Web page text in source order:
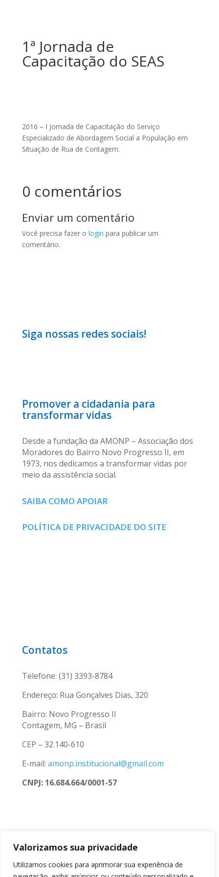
Valorizamos sua privacidade
Utilizamos cookies para aprimorar sua experiência de
1ª Jornada de
Capacitação do SEAS
2016 – I Jornada de Capacitação do Serviço
Especializado de Abordagem Social a População em
Situação de Rua de Contagem.
0 comentários
Enviar um comentário
Você precisa fazer o login para publicar um
comentário.
Siga nossas redes sociais!
Promover a cidadania para
transformar vidas
Desde a fundação da AMONP – Associação dos
Moradores do Bairro Novo Progresso II, em
1973, nos dedicamos a transformar vidas por
meio da assistência social.
SAIBA COMO APOIAR
POLÍTICA DE PRIVACIDADE DO SITE
Contatos
Telefone: (31) 3393-8784
Endereço: Rua Gonçalves Dias, 320
Bairro: Novo Progresso II
Contagem, MG – Brasil
CEP – 32.140-610
E-mail: amonp.institucional@gmail.com
CNPJ: 16.684.664/0001-57